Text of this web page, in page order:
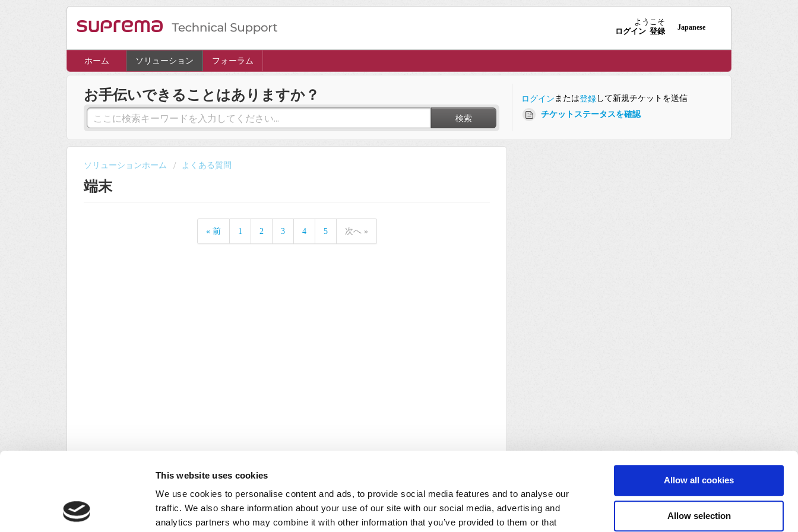
This website uses cookies
We use cookies to personalise content and ads, to provide social media features and to analyse our
traffic. We also share information about your use of our site with our social media, advertising and
analytics partners who may combine it with other information that you’ve provided to them or that
Allow all cookies
Allow selection
Japanese
ようこそ
ログイン 登録
ホーム ソリューション フォーラム
お手伝いできることはありますか？
検索
ログイン または登録して新規チケットを送信
チケットステータスを確認
ソリューションホーム よくある質問
端末
« 前 1 2 3 4 5 次へ »